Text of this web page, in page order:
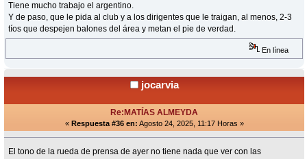
Tiene mucho trabajo el argentino.
Y de paso, que le pida al club y a los dirigentes que le traigan, al menos, 2-3
tíos que despejen balones del área y metan el pie de verdad.
En línea
jocarvia
Re:MATÍAS ALMEYDA
« Respuesta #36 en: Agosto 24, 2025, 11:17 Horas »
El tono de la rueda de prensa de ayer no tiene nada que ver con las